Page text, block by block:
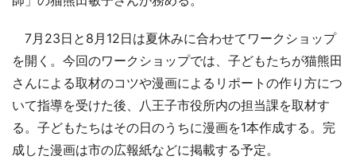
7月23日と8月12日は夏休みに合わせてワークショップ
を開く。今回のワークショップでは、子どもたちが猫熊田
さんによる取材のコツや漫画によるリポートの作り方につ
いて指導を受けた後、八王子市役所内の担当課を取材す
る。子どもたちはその日のうちに漫画を1本作成する。完
成した漫画は市の広報紙などに掲載する予定。